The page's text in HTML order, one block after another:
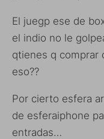
El juegp ese de
el indio no le
qtienes q comprar
eso??
Por cierto esfera
de esferaiphone
entradas…